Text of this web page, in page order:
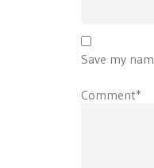
Save my
Comment*